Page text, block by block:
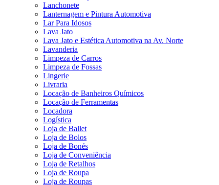
Lanchonete
Lanternagem e Pintura Automotiva
Lar Para Idosos
Lava Jato
Lava Jato e Estética Automotiva na Av. Norte
Lavanderia
Limpeza de Carros
Limpeza de Fossas
Lingerie
Livraria
Locação de Banheiros Químicos
Locação de Ferramentas
Locadora
Logística
Loja de Ballet
Loja de Bolos
Loja de Bonés
Loja de Conveniência
Loja de Retalhos
Loja de Roupa
Loja de Roupas